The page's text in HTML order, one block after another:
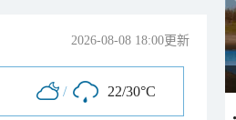
2026-08-08 18:00更新
/ 22/30°C